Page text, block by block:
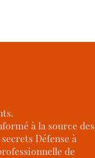
à la source des
Défense à
de